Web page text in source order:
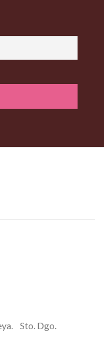
Sto. Dgo.